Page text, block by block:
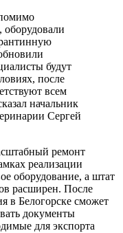
будут
после
всем
начальник
Сергей
ремонт
реализации
оборудование, а штат
расширен. После
в Белогорске сможет
документы
для экспорта